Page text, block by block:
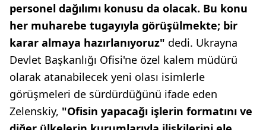
personel dağılımı konusu da olacak. Bu konu
her muharebe tugayıyla görüşülmekte; bir
karar almaya hazırlanıyoruz" dedi. Ukrayna
Devlet Başkanlığı Ofisi'ne özel kalem müdürü
olarak atanabilecek yeni olası isimlerle
görüşmeleri de sürdürdüğünü ifade eden
Zelenskiy, "Ofisin yapacağı işlerin formatını ve